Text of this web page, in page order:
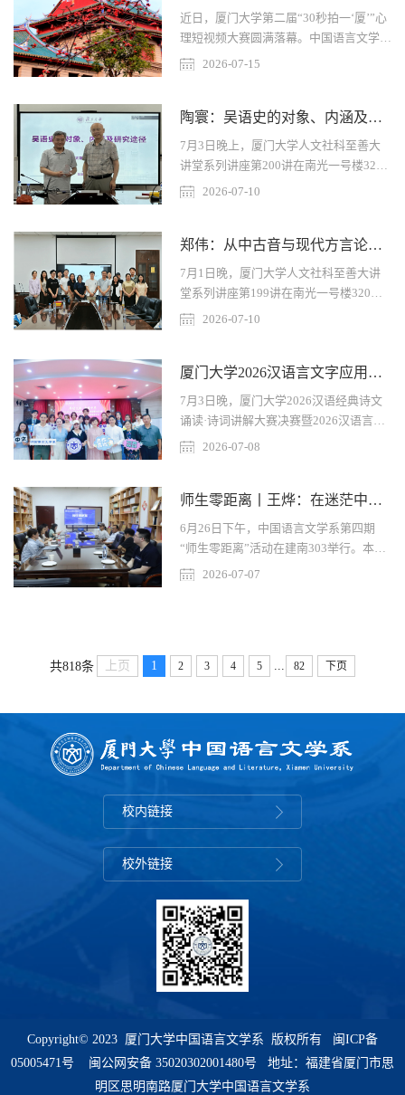
展2026年暑期“优企引才”定向访企拓岗
促就业专项行动，先后走进无锡、苏州、
协同、拓展校企合作、加强校友联络，搭
为毕业生高质量就业拓宽路径。...
近日，厦门大学第二届“30秒拍一‘厦’”心
理短视频大赛圆满落幕。中国语言文学系
学子积极参赛、创意迸发，以细腻的叙事
奖，2支参赛团队荣获三等奖，1支参赛
团队荣获优秀奖，我系指导老师蔡虎堂、
李莹斌获评“优秀指导老师”，中国语言文
学子扎实的专业素养、良好的创新能力和
学学生工作处主办，...
2026-07-15
陶寰：吴语史的对象、内涵及研究途径
7月3日晚上，厦门大学人文社科至善大
讲堂系列讲座第200讲在南光一号楼320
会议室举行。复旦大学中文系教授、博士
教授担任主持人，众多师生参与，现场气
氛热烈。讲座开始前，李无未介绍了陶寰
的学术成就，并向其颁发“厦门大学人文
从“变与不变”的哲学问题切入，提出任何
性问题—...
2026-07-10
郑伟：从中古音与现代方言论喻三入匣
7月1日晚，厦门大学人文社科至善大讲
堂系列讲座第199讲在南光一号楼320会
议室开讲。本次讲座以《从中古音与现代
李焱教授担任主持人，语言学等方向师生
参与讲座并互动。李焱首先代表语言学教
研室的全体师生对郑伟的到来表示欢迎，
研究领域的学术成就，以及长期以来对中
了本次讲座的基本观点：...
2026-07-10
厦门大学2026汉语言文字应用系列大赛决赛圆满落幕
7月3日晚，厦门大学2026汉语经典诗文
诵读·诗词讲解大赛决赛暨2026汉语言文
字应用系列大赛颁奖仪式在联兴楼一楼多
国语言文学系、国家语言文字推广基地承
办，以“赓续文脉，典耀中华”为主题，下
设汉语经典诗文诵读、诗词讲解、规范汉
韵，以经典为脉续写时代新章。本次活动
2026-07-08
师生零距离丨王烨：在迷茫中寻路，于坚守中成学
6月26日下午，中国语言文学系第四期
“师生零距离”活动在建南303举行。本次
活动特邀长期从事二十世纪革命文学研
现场气氛轻松融洽，师生在问答之间碰撞
社科基金项目、...
2026-07-07
共818条 上页 1 2 3 4 5 82 下页
校内链接
校外链接
Copyright© 2023 厦门大学中国语言文学系 版权所有 闽ICP备
05005471号 闽公网安备 35020302001480号 地址：福建省厦门市思
明区思明南路厦门大学中国语言文学系